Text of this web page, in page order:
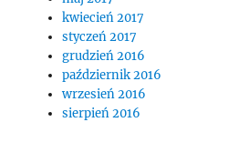
kwiecień 2017
styczeń 2017
grudzień 2016
październik 2016
wrzesień 2016
sierpień 2016